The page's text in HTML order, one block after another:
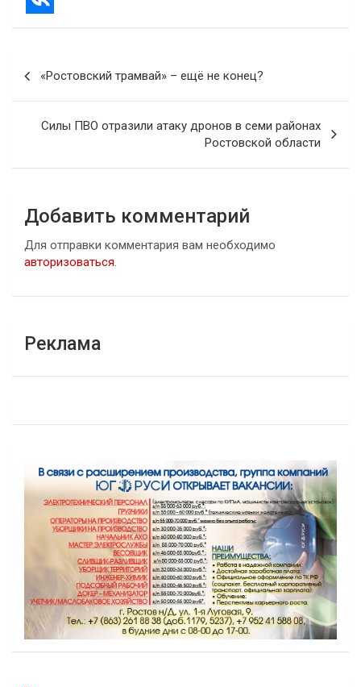
записям
«Ростовский трамвай» – ещё не конец?
Силы ПВО отразили атаку дронов в семи районах
Ростовской области
Добавить комментарий
Для отправки комментария вам необходимо
авторизоваться.
Реклама